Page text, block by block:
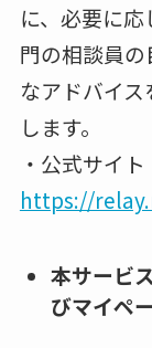
に、必要に
門の相談員
なアドバイ
します。
・公式サイト
https://
本サービ
びマイペ